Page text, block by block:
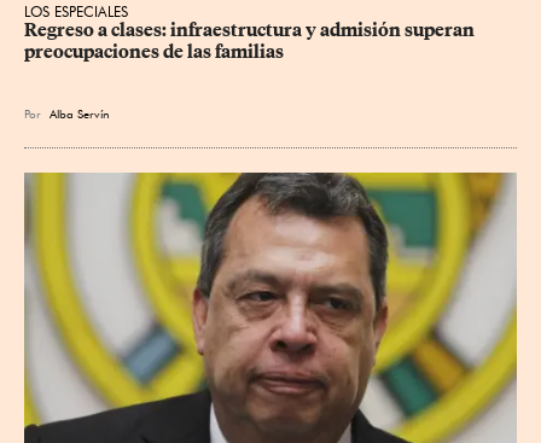
LOS ESPECIALES
Regreso a clases: infraestructura y admisión superan
preocupaciones de las familias
Por Alba Servín